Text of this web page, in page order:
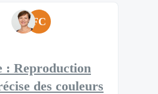
FC
: Reproduction
des couleurs